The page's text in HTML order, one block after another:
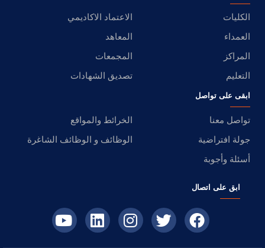
الكليات
الاعتماد الاكاديمي
العمداء
المعاهد
المراكز
المجمعات
التعليم
تصديق الشهادات
ابقى على تواصل
تواصل معنا
الخرائط والمواقع
جولة افتراضية
الوظائف و الوظائف الشاغرة
أسئلة وأجوبة
ابق على اتصال